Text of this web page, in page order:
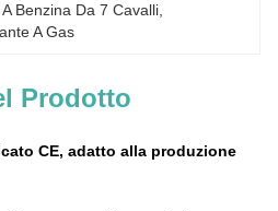
Benzina Da 7 Cavalli
A Gas
Prodotto
CE, adatto alla produzione